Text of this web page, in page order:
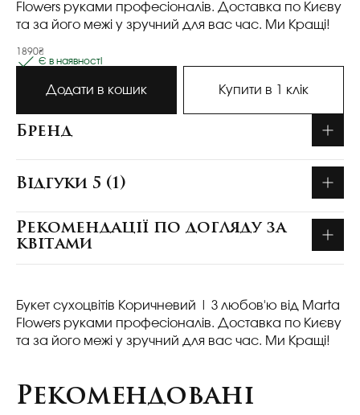
Flowers руками професіоналів. Доставка по Києву
та за його межі у зручний для вас час. Ми Кращі!
1890₴
Є в наявності
Додати в кошик Купити в 1 клік
Бренд
Відгуки 5 (1)
Рекомендації по догляду за
квітами
Букет сухоцвітів Коричневий | З любов'ю від Marta
Flowers руками професіоналів. Доставка по Києву
та за його межі у зручний для вас час. Ми Кращі!
Рекомендовані